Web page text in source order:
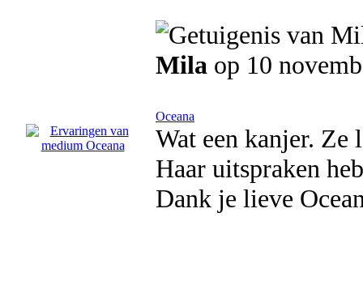
Mila op 10
Oceana
Wat een kanjer. Ze
Haar uitspraken
Dank je lieve